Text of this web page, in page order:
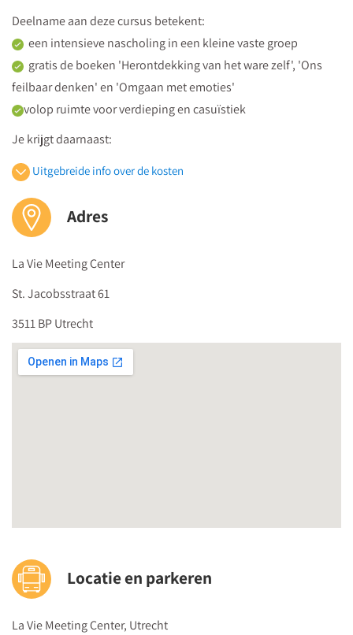
Deelname aan deze cursus betekent:
een intensieve nascholing in een kleine vaste groep
gratis de boeken 'Herontdekking van het ware zelf', 'Ons
feilbaar denken' en 'Omgaan met emoties'
volop ruimte voor verdieping en casuïstiek
Je krijgt daarnaast:
hand-outs met de presentaties van de spreker
de hele dag koffie, thee en versnaperingen plús een
uitgebreide lunch
De prijs bedraagt 1900 euro (vrijgesteld van btw) per persoon.
Kom je met een groep, dan is iedere
Medilex Onderwijs is geregistreerd door het
aan deKwaliteitscode voor Opleidingsinstellingen voor Kort
Beroepsonderwijs .
Uitgebreide info over de kosten
Adres
La Vie Meeting Center
St. Jacobsstraat 61
3511 BP Utrecht
Locatie en parkeren
La Vie Meeting Center, Utrecht